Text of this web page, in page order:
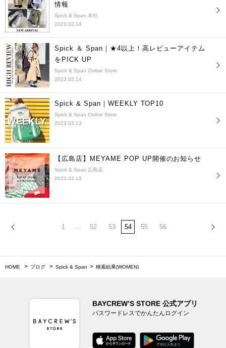
情報
Spick & Span 本社
2023.02.14
Spick ＆ Span｜★4以上！高レビューアイテム
をPICK UP
Spick & Span Online Store
2023.02.14
Spick & Span｜WEEKLY TOP10
Spick & Span Online Store
2023.02.13
【広島店】MEYAME POP UP開催のお知らせ
Spick & Span 広島店
2023.02.13
1 ... 52 53 54 55 56
HOME ブログ Spick & Span 検索結果(WOMEN)
BAYCREW’S STORE 公式アプリ
パスワードレスでかんたんログイン